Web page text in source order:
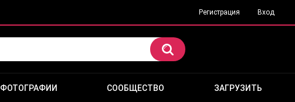
Регистрация Вход
ФОТОГРАФИИ СООБЩЕСТВО ЗАГРУЗИТЬ